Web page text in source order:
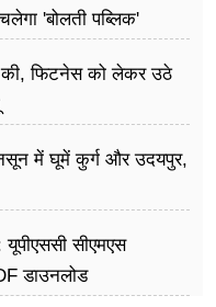
'बोलती पब्लिक'
की, फिटनेस को लेकर उठे
में घूमें कुर्ग और उदयपुर,
सीएमएस
डाउनलोड